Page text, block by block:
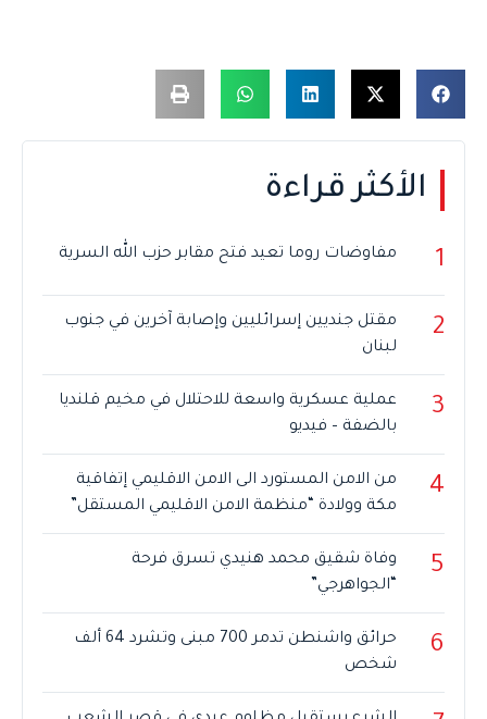
الأكثر قراءة
1 مفاوضات روما تعيد فتح مقابر حزب الله السرية
2
مقتل جنديين إسرائليين وإصابة آخرين في جنوب
لبنان
3
عملية عسكرية واسعة للاحتلال في مخيم قلنديا
بالضفة – فيديو
4
من الامن المستورد الى الامن الاقليمي إتفاقية
مكة وولادة “منظمة الامن الاقليمي المستقل”
5
وفاة شقيق محمد هنيدي تسرق فرحة
“الجواهرجي”
6
حرائق واشنطن تدمر 700 مبنى وتشرد 64 ألف
شخص